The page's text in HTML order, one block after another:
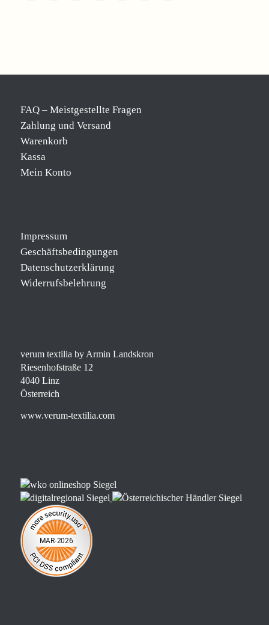
FAQ – Meistgestellte Fragen
Zahlung und Versand
Warenkorb
Kassa
Mein Konto
Impressum
Geschäftsbedingungen
Datenschutzerklärung
Widerrufsbelehrung
verum textilia by Armin Landskron
Riesenhofstraße 12
4040 Linz
Österreich
www.verum-textilia.com